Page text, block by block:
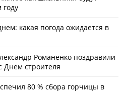
какая погода ожидается в
Романенко поздравили
Днем строителя
80 % сбора горчицы в